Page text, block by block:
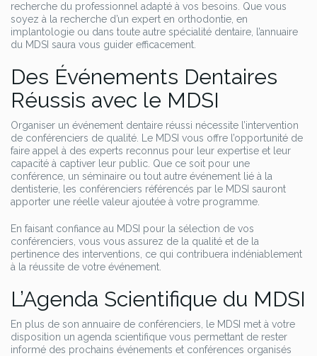
recherche du professionnel adapté à vos besoins. Que vous
soyez à la recherche d’un expert en orthodontie, en
implantologie ou dans toute autre spécialité dentaire, l’annuaire
du MDSI saura vous guider efficacement.
Des Événements Dentaires
Réussis avec le MDSI
Organiser un événement dentaire réussi nécessite l’intervention
de conférenciers de qualité. Le MDSI vous offre l’opportunité de
faire appel à des experts reconnus pour leur expertise et leur
capacité à captiver leur public. Que ce soit pour une
conférence, un séminaire ou tout autre événement lié à la
dentisterie, les conférenciers référencés par le MDSI sauront
apporter une réelle valeur ajoutée à votre programme.
En faisant confiance au MDSI pour la sélection de vos
conférenciers, vous vous assurez de la qualité et de la
pertinence des interventions, ce qui contribuera indéniablement
à la réussite de votre événement.
L’Agenda Scientifique du MDSI
En plus de son annuaire de conférenciers, le MDSI met à votre
disposition un agenda scientifique vous permettant de rester
informé des prochains événements et conférences organisés